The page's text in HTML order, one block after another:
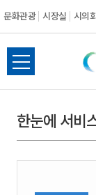
문화관광 시장실 시의
전
체
뉴
열
한눈에 서비